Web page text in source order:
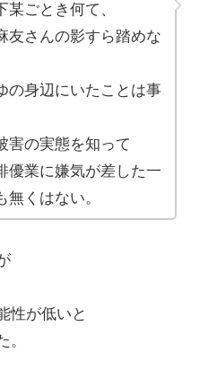
ごとき何て、
友さんの影すら踏めな
の身辺にいたことは事
害の実態を知って
優業に嫌気が差した一
くはない。
性が低いと
。